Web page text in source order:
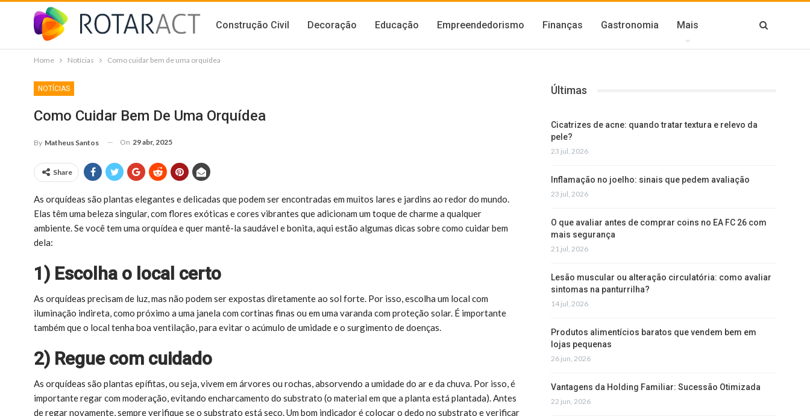
Construção Civil Decoração Educação Empreendedorismo Finanças Gastronomia Mais
Home Notícias Como cuidar bem de uma orquídea
NOTÍCIAS
Como Cuidar Bem De Uma Orquídea
By Matheus Santos On 29 abr, 2025
Share
As orquídeas são plantas elegantes e delicadas que podem ser encontradas em muitos lares e jardins ao redor do mundo.
Elas têm uma beleza singular, com flores exóticas e cores vibrantes que adicionam um toque de charme a qualquer
ambiente. Se você tem uma orquídea e quer mantê-la saudável e bonita, aqui estão algumas dicas sobre como cuidar bem
dela:
1) Escolha o local certo
As orquídeas precisam de luz, mas não podem ser expostas diretamente ao sol forte. Por isso, escolha um local com
iluminação indireta, como próximo a uma janela com cortinas finas ou em uma varanda com proteção solar. É importante
também que o local tenha boa ventilação, para evitar o acúmulo de umidade e o surgimento de doenças.
2) Regue com cuidado
As orquídeas são plantas epífitas, ou seja, vivem em árvores ou rochas, absorvendo a umidade do ar e da chuva. Por isso, é
importante regar com moderação, evitando encharcamento do substrato (o material em que a planta está plantada). Antes
de regar novamente, sempre verifique se o substrato está seco. Um bom indicador é colocar o dedo no substrato e verificar
Últimas
Cicatrizes de acne: quando tratar textura e relevo da
pele?
23 jul, 2026
Inflamação no joelho: sinais que pedem avaliação
23 jul, 2026
O que avaliar antes de comprar coins no EA FC 26 com
mais segurança
21 jul, 2026
Lesão muscular ou alteração circulatória: como avaliar
sintomas na panturrilha?
14 jul, 2026
Produtos alimentícios baratos que vendem bem em
lojas pequenas
26 jun, 2026
Vantagens da Holding Familiar: Sucessão Otimizada
22 jun, 2026